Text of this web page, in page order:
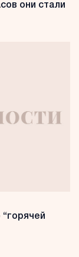
они стали